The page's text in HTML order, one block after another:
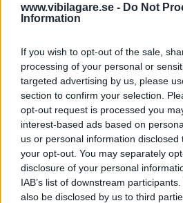
www.vibilagare.se - Do Not
Information
If you wish to opt-out of the sale,
processing of your personal or
targeted advertising by us, please
section to confirm your selection.
opt-out request is processed you
interest-based ads based on
us or personal information
your opt-out. You may separately
disclosure of your personal
IAB’s list of downstream
also be disclosed by us to third
allroad och Skoda Octavia
om bland annat
kupébuller, barnsäkerhet,
lastmått, krocksäkerhet och
Text
Erik Wedberg
Fotograf
Øyvind Lund